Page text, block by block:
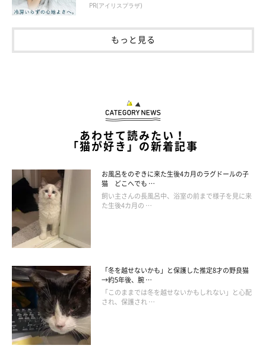
PR(アイリスプラザ)
もっと見る
あわせて読みたい！
「猫が好き」の新着記事
お風呂をのぞきに来た生後4カ月のラグドールの子
猫 どこへでも …
飼い主さんの長風呂中、浴室の前まで様子を見に来
た生後4カ月の …
「冬を越せないかも」と保護した推定8才の野良猫
→約5年後、腕 …
「このままでは冬を越せないかもしれない」と心配
され、保護され …